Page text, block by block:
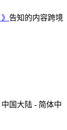
告知的内容跨境
中国大陆 - 简体中